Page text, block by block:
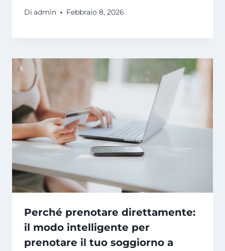
Di admin Febbraio 8, 2026
Perché prenotare direttamente:
il modo intelligente per
prenotare il tuo soggiorno a